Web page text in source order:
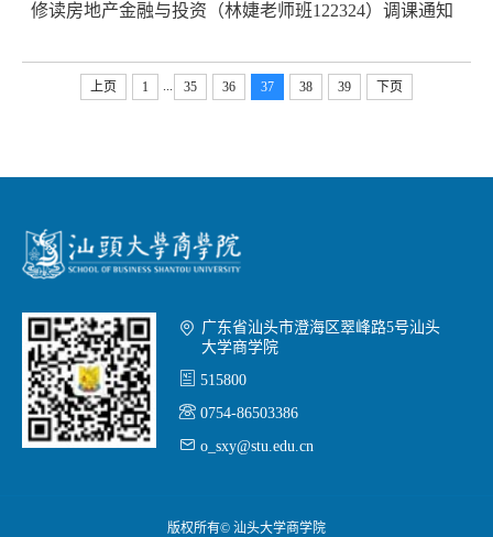
修读房地产金融与投资（林婕老师班122324）调课通知
上页 1 35 36 37 38 39 下页
 广东省汕头市澄海区翠峰路5号汕头
大学商学院
 515800
 0754-86503386
 o_sxy@stu.edu.cn
版权所有© 汕头大学商学院